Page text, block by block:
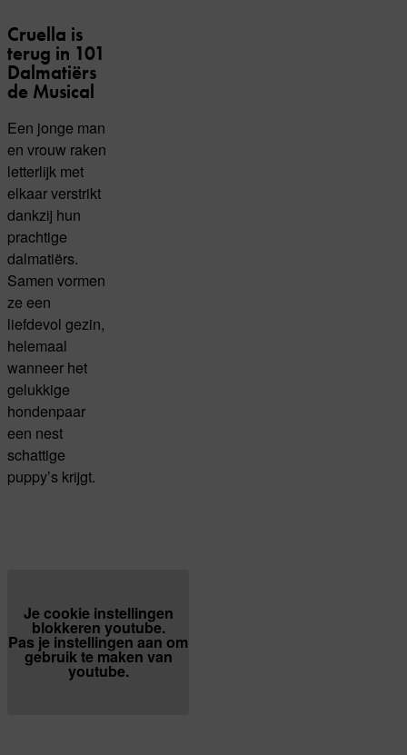
Cruella is
terug in 101
Dalmatiërs
de Musical
Een jonge man
en vrouw raken
letterlijk met
elkaar verstrikt
dankzij hun
prachtige
dalmatiërs.
Samen vormen
ze een
liefdevol gezin,
helemaal
wanneer het
gelukkige
hondenpaar
een nest
schattige
puppy’s krijgt.
Je cookie instellingen
blokkeren youtube.
Pas je instellingen aan om
gebruik te maken van
youtube.